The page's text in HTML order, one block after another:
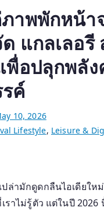
าพพักหน้า
แกลเลอรี
พื่อปลุกพลั
ค์
10, 2026
Lifestyle, Leisure &
ล่ามักดูดกลืนไอเดียให
ราไม่รู้ตัว แต่ในปี 2026